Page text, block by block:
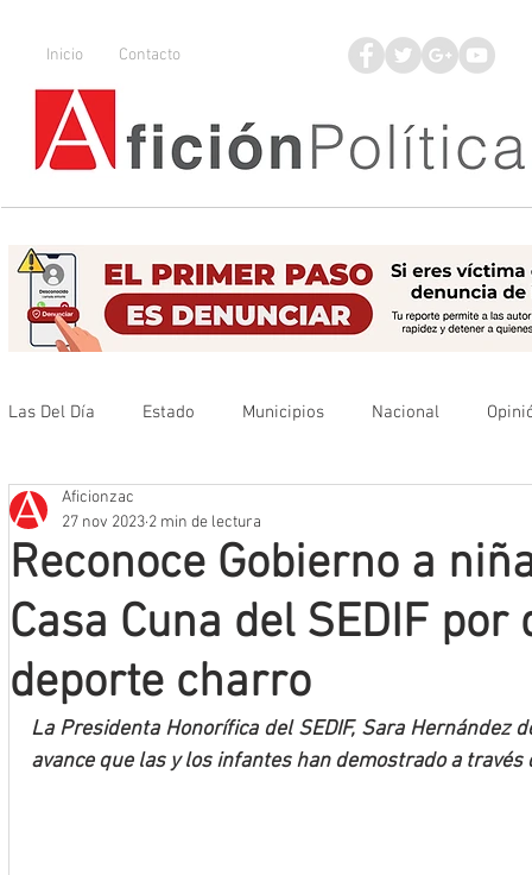
Inicio Contacto
Las Del Día Estado Municipios Nacional
Que no se olvide
Mineros LNBP
Reconoce Gobierno a
Casa Cuna del SEDIF
deporte charro
Aficionzac
27 nov 2023 2 min de lectura
La Presidenta Honorífica del SEDIF, Sara Hernández
avance que las y los infantes han demostrado a